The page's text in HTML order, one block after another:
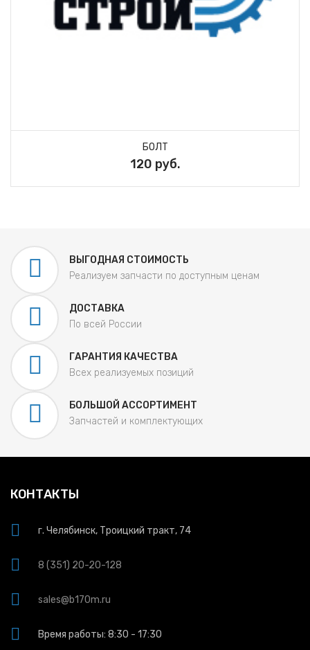
БОЛТ
120 руб.
ВЫГОДНАЯ СТОИМОСТЬ
Реализуем запчасти по доступным ценам
ДОСТАВКА
По всей России
ГАРАНТИЯ КАЧЕСТВА
Всех реализуемых позиций
БОЛЬШОЙ АССОРТИМЕНТ
Запчастей и комплектующих
КОНТАКТЫ
г. Челябинск, Троицкий тракт, 74
8 (351) 20-20-128
sales@b170m.ru
Время работы: 8:30 - 17:30